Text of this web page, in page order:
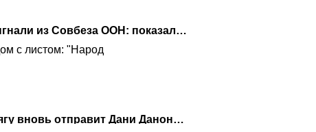
Главу профсоюза учителей Израиля выгнали из Совбеза ООН: показала фото заложника
с листом: "Народ
Из-за опасений бунта в Ликуде: Нетаниягу вновь отправит Дани Данона в ООН